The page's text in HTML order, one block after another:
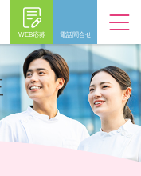
電話問合せ
WEB応募